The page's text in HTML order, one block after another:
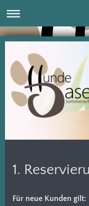
1.
Für neue Kunden gilt: